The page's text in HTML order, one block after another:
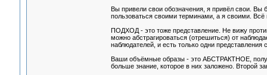
Вы привели свои обозначения, я привёл свои.
пользоваться своими терминами, а я своими. Всё
ПОДХОД - это тоже представление. Не вижу
можно абстрагироваться (отрешиться) от
наблюдателей, и есть только одни представления
Ваши объёмные образы - это АБСТРАКТНОЕ,
больше знание, которое в них заложено. Второй